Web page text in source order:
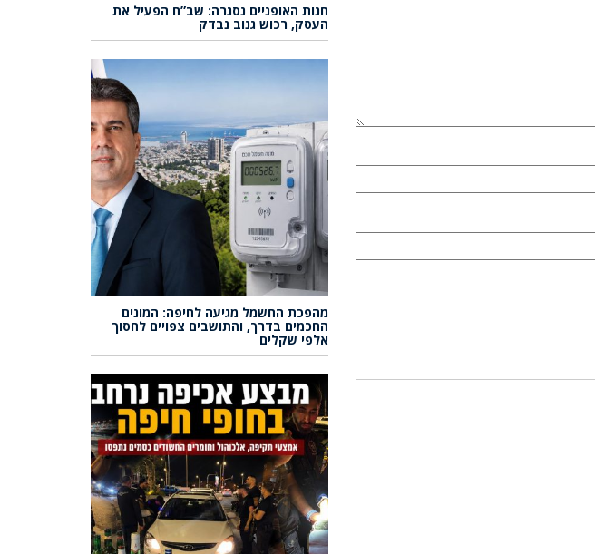
חנות האופניים נסגרה: שב”ח הפעיל את
העסק, רכוש גנוב נבדק
מהפכת החשמל מגיעה לחיפה: המונים
החכמים בדרך, והתושבים צפויים לחסוך
אלפי שקלים